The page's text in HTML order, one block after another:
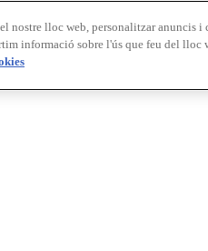
nostre lloc web, personalitzar anuncis
informació sobre l'ús que feu del lloc